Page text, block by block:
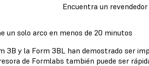
Encuentra un revendedor
un solo arco en menos de 20 minutos
3B y la Form 3BL han demostrado ser
de Formlabs también puede ser